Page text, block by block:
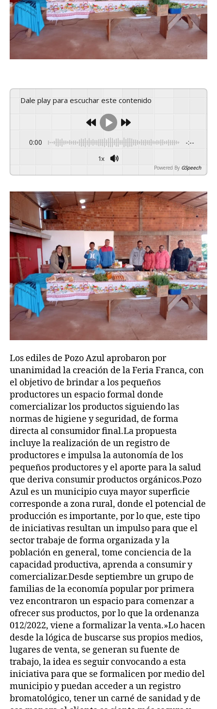
Dale play para escuchar este contenido
0:00 -:--
1x
Powered By GSpeech
Los ediles de Pozo Azul aprobaron por
unanimidad la creación de la Feria Franca, con
el objetivo de brindar a los pequeños
productores un espacio formal donde
comercializar los productos siguiendo las
normas de higiene y seguridad, de forma
directa al consumidor final.La propuesta
incluye la realización de un registro de
productores e impulsa la autonomía de los
pequeños productores y el aporte para la salud
que deriva consumir productos orgánicos.Pozo
Azul es un municipio cuya mayor superficie
corresponde a zona rural, donde el potencial de
producción es importante, por lo que, este tipo
de iniciativas resultan un impulso para que el
sector trabaje de forma organizada y la
población en general, tome conciencia de la
capacidad productiva, aprenda a consumir y
comercializar.Desde septiembre un grupo de
familias de la economía popular por primera
vez encontraron un espacio para comenzar a
ofrecer sus productos, por lo que la ordenanza
012/2022, viene a formalizar la venta.»Lo hacen
desde la lógica de buscarse sus propios medios,
lugares de venta, se generan su fuente de
trabajo, la idea es seguir convocando a esta
iniciativa para que se formalicen por medio del
municipio y puedan acceder a un registro
bromatológico, tener un carné de sanidad y de